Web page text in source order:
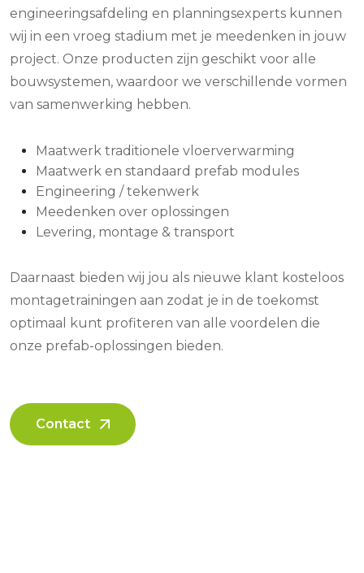
engineeringsafdeling en planningsexperts kunnen
wij in een vroeg stadium met je meedenken in jouw
project. Onze producten zijn geschikt voor alle
bouwsystemen, waardoor we verschillende vormen
van samenwerking hebben.
Maatwerk traditionele vloerverwarming
Maatwerk en standaard prefab modules
Engineering / tekenwerk
Meedenken over oplossingen
Levering, montage & transport
Daarnaast bieden wij jou als nieuwe klant kosteloos
montagetrainingen aan zodat je in de toekomst
optimaal kunt profiteren van alle voordelen die
onze prefab-oplossingen bieden.
Contact